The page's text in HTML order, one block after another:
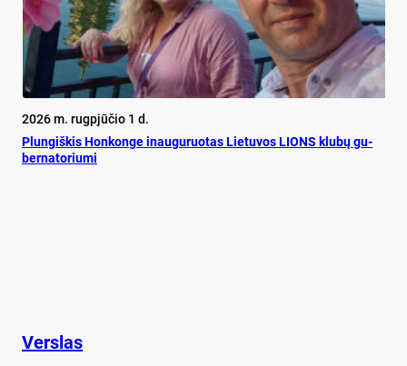
2026 m. rugpjūčio 1 d.
Plun­giš­kis Hon­kon­ge inau­gu­ruo­tas Lie­tu­vos LIONS klu­bų gu­
ber­na­to­riu­mi
Verslas